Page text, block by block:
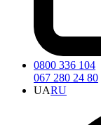
0800 336 104
067 280 24 80
UARU